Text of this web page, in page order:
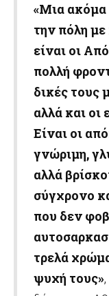
«Μια ακόμα
την πόλη
είναι οι
πολλή
δικές τους
αλλά και οι
Είναι οι
γνώριμη,
αλλά
σύγχρονο
που δεν
τρελά
ψυχή τους»